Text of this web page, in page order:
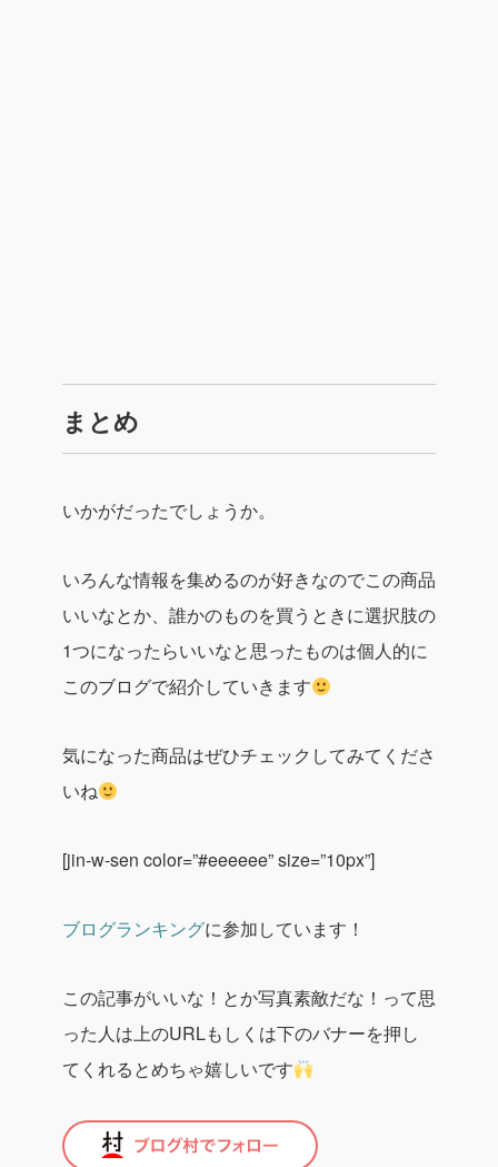
まとめ
いかがだったでしょうか。
いろんな情報を集めるのが好きなのでこの商品
いいなとか、誰かのものを買うときに選択肢の
1つになったらいいなと思ったものは個人的に
このブログで紹介していきます
気になった商品はぜひチェックしてみてくださ
いね
[jin-w-sen color=”#eeeeee” size=”10px”]
ブログランキングに参加しています！
この記事がいいな！とか写真素敵だな！って思
った人は上のURLもしくは下のバナーを押し
てくれるとめちゃ嬉しいです